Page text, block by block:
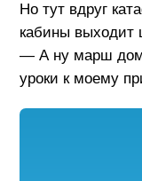
Но тут вдруг
кабины выходит
— А ну марш
уроки к моему